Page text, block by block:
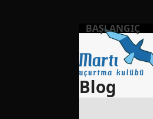
BAŞLANGIÇ
Blog